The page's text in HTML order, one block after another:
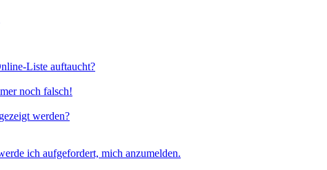
Liste auftaucht?
noch falsch!
werden?
ich aufgefordert, mich anzumelden.